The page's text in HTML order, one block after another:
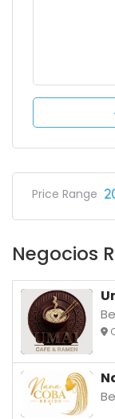
Price Range
Negocios